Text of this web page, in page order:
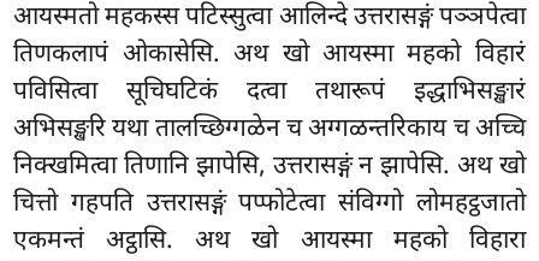
आयस्मतो महकस्स पटिस्सुत्वा आलिन्दे उत्तरासङ्गं पञ्ञपेत्वा
तिणकलापं ओकासेसि. अथ खो आयस्मा महको विहारं
पविसित्वा सूचिघटिकं दत्वा तथारूपं इद्धाभिसङ्खारं
अभिसङ्खरि यथा तालच्छिग्गळेन च अग्गळन्तरिकाय च अच्चि
निक्खमित्वा तिणानि झापेसि, उत्तरासङ्गं न झापेसि. अथ खो
चित्तो गहपति उत्तरासङ्गं पप्फोटेत्वा संविग्गो लोमहट्ठजातो
एकमन्तं अट्ठासि. अथ खो आयस्मा महको विहारा